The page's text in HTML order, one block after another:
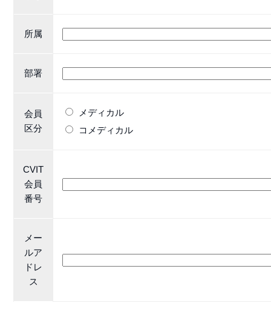
所属
部署
会員
区分
メディカル
コメディカル
CVIT
会員
番号
メー
ルア
ドレ
ス